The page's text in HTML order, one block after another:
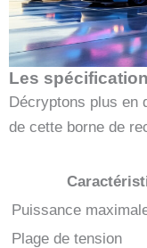
Les
Décryptons plus en
de cette borne de
Puissance
Plage de tension